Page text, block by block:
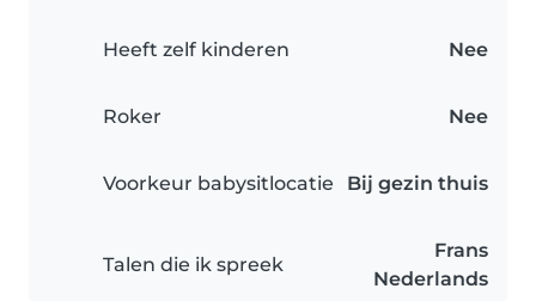
Heeft zelf kinderen Nee
Roker Nee
Voorkeur babysitlocatie Bij gezin thuis
Talen die ik spreek
Frans
Nederlands